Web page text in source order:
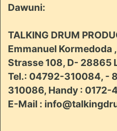
Dawuni:
TALKING DRUM
Emmanuel Kormedoda
Strasse 108, D- 28865
Tel.: 04792-310084, -
310086, Handy : 0172-
E-Mail :